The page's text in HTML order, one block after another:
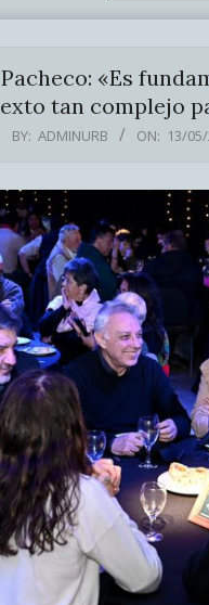
«Es
tan complejo
BY: ADMINURB ON: 13/